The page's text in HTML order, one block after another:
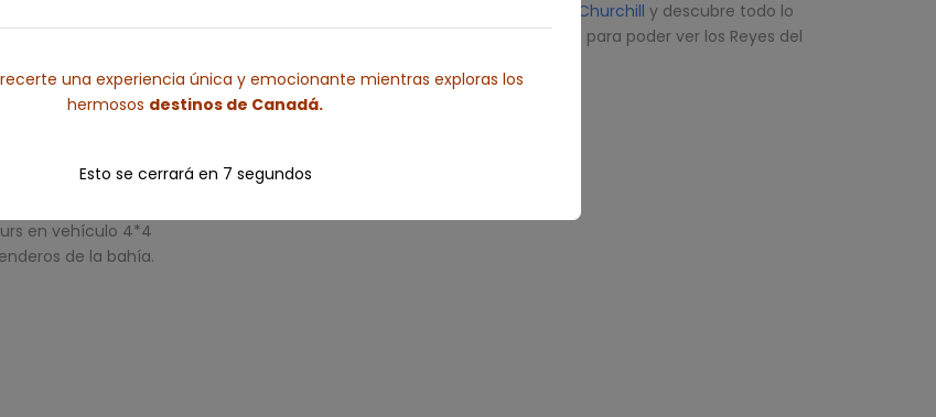
la oportunidad de
un recuerdo
una capacidad
la capacidad del
de ver gran parte de
en la vida
en vehículo 4*4
de la bahía.
Viaje Osos Polares Churchill y descubre todo lo
que ofrecemos en nuestro Tour de Varios días para poder ver los Reyes del
una experiencia única y emocionante mientras exploras los
hermosos destinos de Canadá.
Esto se cerrará en 5 segundos